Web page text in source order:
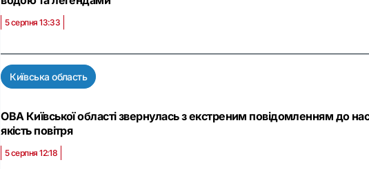
5 серпня 13:33
Київська область
ОВА Київської області звернулась з екстреним повідомленням до
якість повітря
5 серпня 12:18